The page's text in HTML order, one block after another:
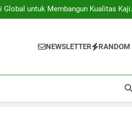
Secara
untuk Membangun Kualitas
Space Instansi Pendidikan dalam
Secara
untuk Membangun Kualitas
Space Instansi Pendidikan dalam
NEWSLETTER RANDOM